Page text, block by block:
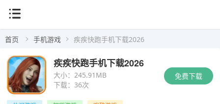
首页 手机游戏 疾疾快跑手机下载2026
免费下载
大小： 245.91MB
下载： 36次
疾疾快跑手机下载2026